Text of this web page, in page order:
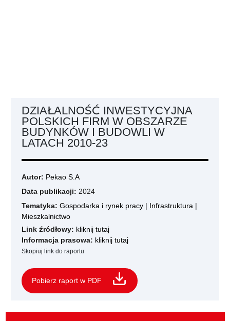
DZIAŁALNOŚĆ INWESTYCYJNA
POLSKICH FIRM W OBSZARZE
BUDYNKÓW I BUDOWLI W
LATACH 2010-23
Autor: Pekao S.A
Data publikacji: 2024
Tematyka: Gospodarka i rynek pracy | Infrastruktura |
Mieszkalnictwo
Link źródłowy: kliknij tutaj
Informacja prasowa: kliknij tutaj
Skopiuj link do raportu
Pobierz raport w PDF